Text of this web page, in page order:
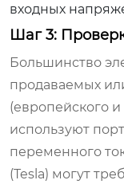
входных
Шаг 3:
Большинство
продаваемых
(европейского
используют порт
переменного
(Tesla) могут